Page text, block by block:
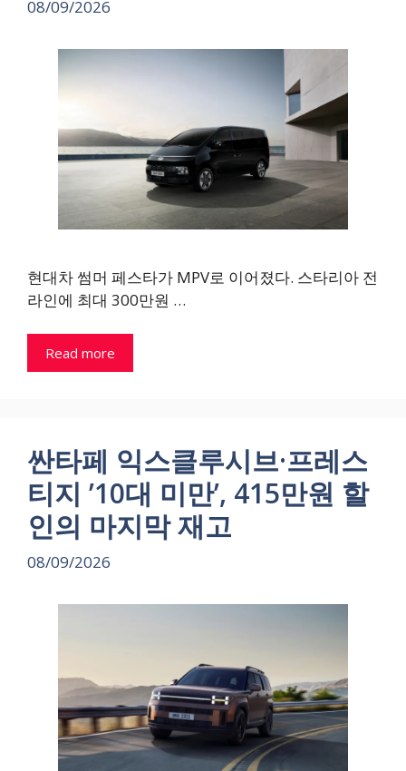
08/09/2026
현대차 썸머 페스타가 MPV로 이어졌다. 스타리아 전
라인에 최대 300만원 …
Read more
싼타페 익스클루시브·프레스
티지 ’10대 미만’, 415만원 할
인의 마지막 재고
08/09/2026